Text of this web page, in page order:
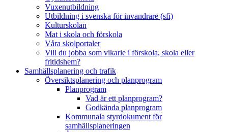
Vuxenutbildning
Utbildning i svenska för invandrare (sfi)
Kulturskolan
Mat i skola och förskola
Våra skolportaler
Vill du jobba som vikarie i förskola, skola eller
fritidshem?
Samhällsplanering och trafik
Översiktsplanering och planprogram
Planprogram
Vad är ett planprogram?
Godkända planprogram
Kommunala styrdokument för
samhällsplaneringen